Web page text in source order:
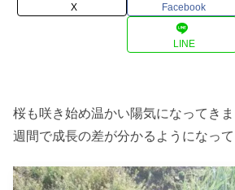
X Facebook
LINE
桜も咲き始め温かい陽気になってき
週間で成長の差が分かるようになって